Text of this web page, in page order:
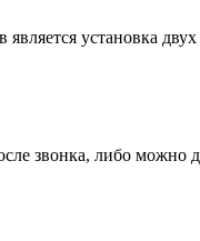
установка
звонка, либо можно